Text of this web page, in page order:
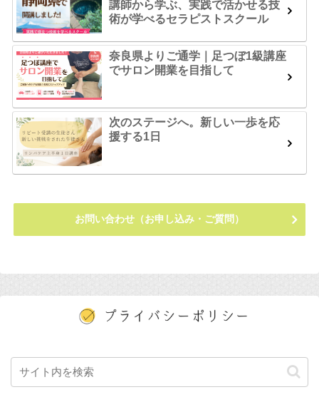
講師から学ぶ、実践で活かせる技
術が学べるセラピストスクール
奈良県よりご通学｜足つぼ1級講座
でサロン開業を目指して
次のステージへ。新しい一歩を応
援する1日
お問い合わせ（お申し込み・ご質問）